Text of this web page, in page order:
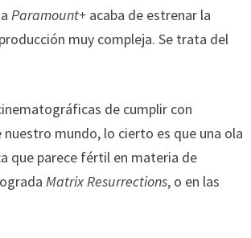
Paramount+ acaba de estrenar la
muy compleja. Se trata del
de cumplir con
mundo, lo cierto es que una ola
que parece fértil en materia de
Matrix Resurrections, o en las